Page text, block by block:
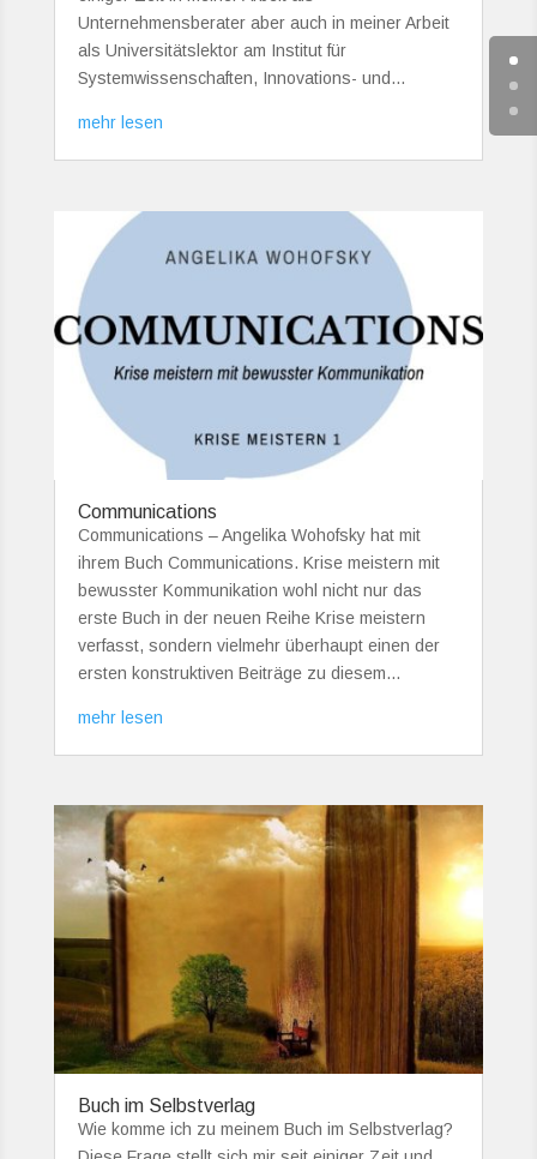
Unternehmensberater aber auch in meiner Arbeit
als Universitätslektor am Institut für
Systemwissenschaften, Innovations- und...
mehr lesen
Communications
Communications – Angelika Wohofsky hat mit
ihrem Buch Communications. Krise meistern mit
bewusster Kommunikation wohl nicht nur das
erste Buch in der neuen Reihe Krise meistern
verfasst, sondern vielmehr überhaupt einen der
ersten konstruktiven Beiträge zu diesem...
mehr lesen
Buch im Selbstverlag
Wie komme ich zu meinem Buch im Selbstverlag?